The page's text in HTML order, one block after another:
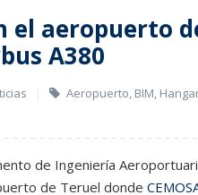
el aeropuerto
A380
Aeropuerto, BIM,
de Ingeniería
de Teruel donde